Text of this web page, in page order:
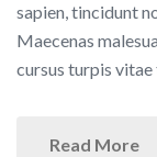
sapien, tincidunt
Maecenas
cursus turpis
Read More